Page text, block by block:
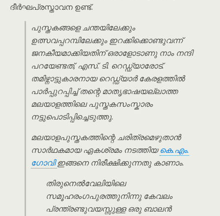
ദീർഘപ്രസ്താവന ഉണ്ട്.
പുസ്തകങ്ങളെ ചന്തയിലേക്കും
ഉത്സവപ്പറമ്പിലേക്കും ഇറക്കിക്കൊണ്ടുവന്ന്
ജനകീയമാക്കിയതിന് ഒരാളോടാണു നാം നന്ദി
പറയേണ്ടത്, എസ്. ടി. റെഡ്ഡ്യാരോട്.
തമിഴ്നാട്ടുകാരനായ റെഡ്ഡ്യാർ കേരളത്തിൽ
പാർപ്പുറപ്പിച്ച് തന്റെ മാതൃഭാഷയല്ലാത്ത
മലയാളത്തിലെ പുസ്തകസംസ്കാരം
നട്ടുപൊടിപ്പിച്ചെടുത്തു.
മലയാളപുസ്തകത്തിന്റെ ചരിത്രമെഴുതാൻ
സാർഥകമായ ഏകശ്രമം നടത്തിയകെ.എം.
ഗോവിഇങ്ങനെ നിരീക്ഷിക്കുന്നതു കാണാം.
തിരുനെൽവേലിയിലെ
സമൂഹരംഗപുരത്തുനിന്നു കേവലം
പ്രന്ത്രണ്ടുവയസ്സുള്ള ഒരു ബാലൻ